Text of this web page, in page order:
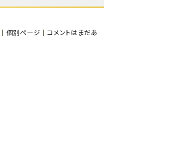
個別ページ
コメントはまだあ